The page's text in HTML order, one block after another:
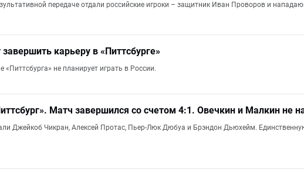
передаче отдали российские игроки – защитник Иван Проворов и
карьеру в «Питтсбурге»
не планирует играть в России.
Матч завершился со счетом 4:1. Овечкин и Малкин не
Джейкоб Чикран, Алексей Протас, Пьер-Люк Дюбуа и Брэндон Дьюхейм.